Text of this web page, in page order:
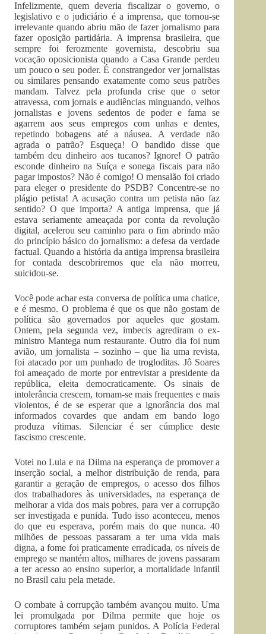
Infelizmente, quem deveria fiscalizar o governo, o
legislativo e o judiciário é a imprensa, que tornou-se
irrelevante quando abriu mão de fazer jornalismo para
fazer oposição partidária. A imprensa brasileira, que
sempre foi ferozmente governista, descobriu sua
vocação oposicionista quando a Casa Grande perdeu
um pouco o seu poder. É constrangedor ver jornalistas
ou similares pensando exatamente como seus patrões
mandam. Talvez pela profunda crise que o setor
atravessa, com jornais e audiências minguando, velhos
jornalistas e jovens sedentos de poder e fama se
agarrem aos seus empregos com unhas e dentes,
repetindo bobagens até a náusea. A verdade não
agrada o patrão? Esqueça! O bandido disse que
também deu dinheiro aos tucanos? Ignore! O patrão
esconde dinheiro na Suíça e sonega fiscais para não
pagar impostos? Não é comigo! O mensalão foi criado
para eleger o presidente do PSDB? Concentre-se no
plágio petista! A acusação contra um petista não faz
sentido? O que importa? A antiga imprensa, que já
estava seriamente ameaçada por conta da revolução
digital, acelerou seu caminho para o fim abrindo mão
do princípio básico do jornalismo: a defesa da verdade
factual. Quando a história da antiga imprensa brasileira
for contada descobriremos que ela não morreu,
suicidou-se.
Você pode achar esta conversa de política uma chatice,
e é mesmo. O problema é que os que não gostam de
política são governados por aqueles que gostam.
Ontem, pela segunda vez, imbecis agrediram o ex-
ministro Mantega num restaurante. Outro dia foi num
avião, um jornalista – sozinho – que lia uma revista,
foi atacado por um punhado de trogloditas. Jô Soares
foi ameaçado de morte por entrevistar a presidente da
república, eleita democraticamente. Os sinais de
intolerância crescem, tornam-se mais frequentes e mais
violentos, é de se esperar que a ignorância dos mal
informados covardes que andam em bando logo
produza vítimas. Silenciar é ser cúmplice deste
fascismo crescente.
Votei no Lula e na Dilma na esperança de promover a
inserção social, a melhor distribuição de renda, para
garantir a geração de empregos, o acesso dos filhos
dos trabalhadores às universidades, na esperança de
melhorar a vida dos mais pobres, para ver a corrupção
ser investigada e punida. Tudo isso aconteceu, menos
do que eu esperava, porém mais do que nunca. 40
milhões de pessoas passaram a ter uma vida mais
digna, a fome foi praticamente erradicada, os níveis de
emprego se mantém altos, milhares de jovens passaram
a ter acesso ao ensino superior, a mortalidade infantil
no Brasil caiu pela metade.
O combate à corrupção também avançou muito. Uma
lei promulgada por Dilma permite que hoje os
corruptores também sejam punidos. A Polícia Federal